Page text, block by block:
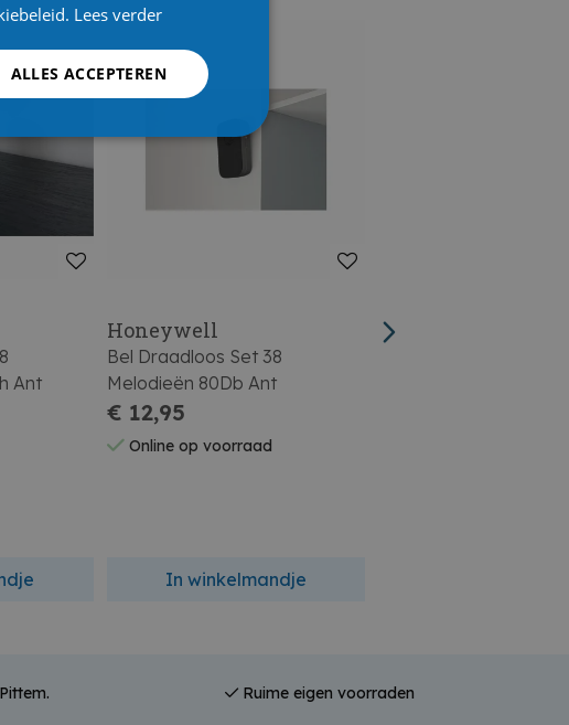
Ant
Honeywell
Bel Draadloos Set 38
Melodieën 80Db Ant
€ 12,95
Online op voorraad
In winkelmandje
Ceezam
Ruime eigen voorraden
Lees verder
ALLES ACCEPTEREN